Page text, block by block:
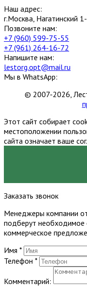
Наш адрес:
г.Москва, Нагатинский
Позвоните нам:
+7 (960) 599-75-55
+7 (961) 264-16-72
Напишите нам:
lestorg.opt@mail.ru
Мы в WhatsApp:
© 2007-2026,
Этот сайт собирает
местоположении
сайта означает ваше
Заказать звонок
Менеджеры компании
подберут необходимое
коммерческое
Имя *
Телефон *
Комментарий: